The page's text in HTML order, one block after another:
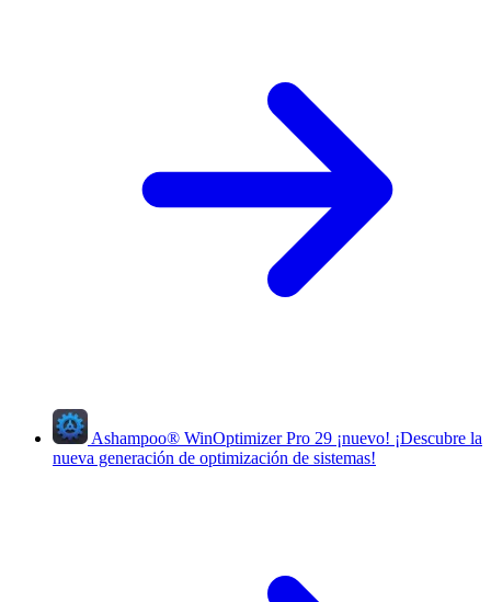
Ashampoo® WinOptimizer Pro 29 ¡nuevo! ¡Descubre la
nueva generación de optimización de sistemas!